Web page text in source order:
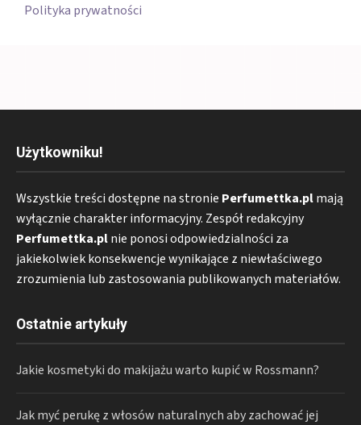
Polityka prywatności
Użytkowniku!
Wszystkie treści dostępne na stronie Perfumettka.plmają
wyłącznie charakter informacyjny. Zespół redakcyjny
Perfumettka.plnie ponosi odpowiedzialności za
jakiekolwiek konsekwencje wynikające z niewłaściwego
zrozumienia lub zastosowania publikowanych materiałów.
Ostatnie artykuły
Jakie kosmetyki do makijażu warto kupić w Rossmann?
Jak myć perukę z włosów naturalnych aby zachować jej